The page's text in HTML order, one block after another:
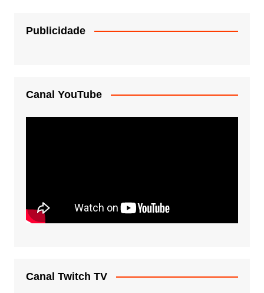
Publicidade
Canal YouTube
Canal Twitch TV